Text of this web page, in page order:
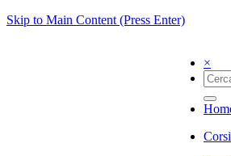
Skip to Main Content (Press Enter)
×
Corsi